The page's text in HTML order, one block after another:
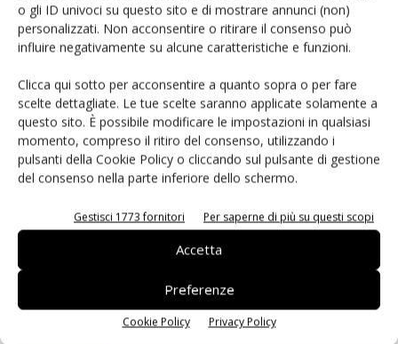
o gli ID univoci su questo sito e di mostrare annunci (non)
personalizzati. Non acconsentire o ritirare il consenso può
influire negativamente su alcune caratteristiche e funzioni.
Clicca qui sotto per acconsentire a quanto sopra o per fare
scelte dettagliate. Le tue scelte saranno applicate solamente a
questo sito. È possibile modificare le impostazioni in qualsiasi
momento, compreso il ritiro del consenso, utilizzando i
pulsanti della Cookie Policy o cliccando sul pulsante di gestione
del consenso nella parte inferiore dello schermo.
Gestisci 1773 fornitori Per saperne di più su questi scopi
Accetta
Preferenze
Cookie Policy Privacy Policy
Non è una susina: è Metis… e può rivoluzionare la
categoria
L’ortofrutta di Extra Supermercati tra localismo e
Ai #Repartofresh
Andamento prezzi ortofrutta in Italia al 27 luglio
2026
Apofruit, estate da record per il bio: Canova e
ViviToscano crescono a doppia cifra